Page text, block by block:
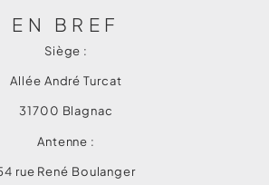
EN BREF
Siège :
Allée André Turcat
31700 Blagnac
Antenne :
rue René Boulanger